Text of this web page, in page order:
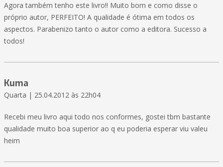
Agora também tenho este livro!! Muito bom e como disse o
próprio autor, PERFEITO! A qualidade é ótima em todos os
aspectos. Parabenizo tanto o autor como a editora. Sucesso a
todos!
Kuma
Quarta | 25.04.2012 às 22h04
Recebi meu livro aqui todo nos conformes, gostei tbm bastante
qualidade muito boa superior ao q eu poderia esperar viu valeu
heim